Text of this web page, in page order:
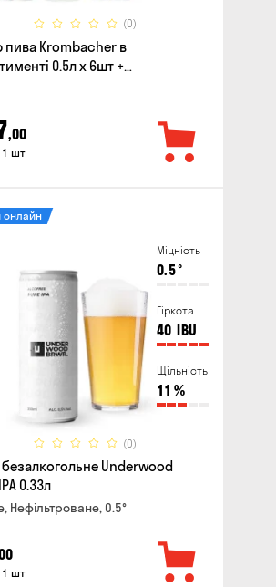
(0)
пива Krombacher в
0.5л х 6шт +
,00
1 шт
Міцність
0.5°
Гіркота
40 IBU
Щільність
11 %
(0)
онлайн
Underwood
0.33л
Нефільтроване, 0.5°
1 шт